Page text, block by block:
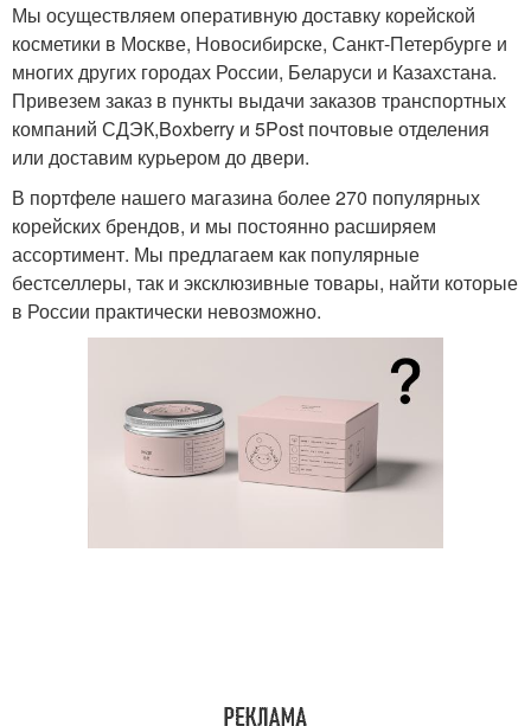
Мы осуществляем оперативную доставку корейской
косметики в Москве, Новосибирске, Санкт-Петербурге и
многих других городах России, Беларуси и Казахстана.
Привезем заказ в пункты выдачи заказов транспортных
компаний СДЭК,Boxberry и 5Post почтовые отделения
или доставим курьером до двери.
В портфеле нашего магазина более 270 популярных
корейских брендов, и мы постоянно расширяем
ассортимент. Мы предлагаем как популярные
бестселлеры, так и эксклюзивные товары, найти которые
в России практически невозможно.